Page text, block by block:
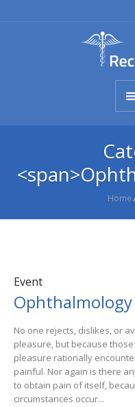
Home
Event
Ophthalmology
No one rejects, dislikes, or
pleasure, but because
pleasure rationally
painful. Nor again is there
to obtain pain of itself,
circumstances occur...